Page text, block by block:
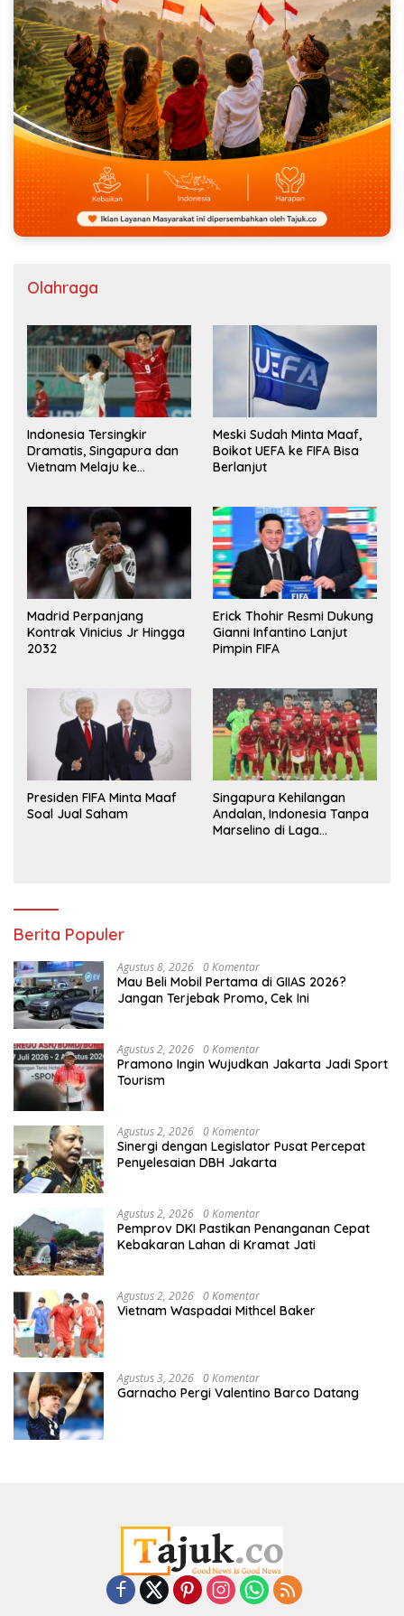
Olahraga
Indonesia Tersingkir
Dramatis, Singapura dan
Vietnam Melaju ke
Meski Sudah Minta Maaf,
Boikot UEFA ke FIFA Bisa
Berlanjut
Madrid Perpanjang
Kontrak Vinicius Jr Hingga
2032
Erick Thohir Resmi Dukung
Gianni Infantino Lanjut
Pimpin FIFA
Presiden FIFA Minta Maaf
Soal Jual Saham
Singapura Kehilangan
Andalan, Indonesia Tanpa
Marselino di Laga
Berita Populer
Agustus 8, 2026 0 Komentar
Mau Beli Mobil Pertama di GIIAS 2026?
Jangan Terjebak Promo, Cek Ini
Agustus 2, 2026 0 Komentar
Pramono Ingin Wujudkan Jakarta Jadi Sport
Tourism
Agustus 2, 2026 0 Komentar
Sinergi dengan Legislator Pusat Percepat
Penyelesaian DBH Jakarta
Agustus 2, 2026 0 Komentar
Pemprov DKI Pastikan Penanganan Cepat
Kebakaran Lahan di Kramat Jati
Agustus 2, 2026 0 Komentar
Vietnam Waspadai Mithcel Baker
Agustus 3, 2026 0 Komentar
Garnacho Pergi Valentino Barco Datang